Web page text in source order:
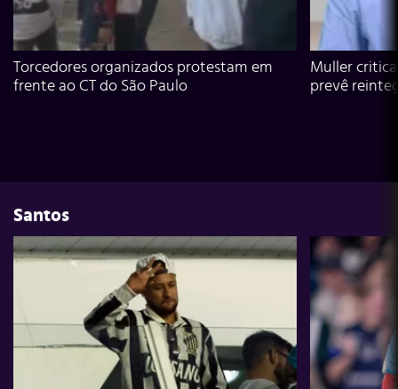
Torcedores organizados protestam em
frente ao CT do São Paulo
Muller
prevê
Santos